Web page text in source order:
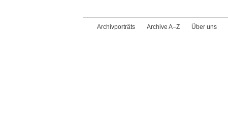
Archivporträts Archive A–Z Über uns